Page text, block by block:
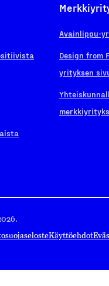
Avainlippu-
Design from
yrityksen
Käyttöehdot